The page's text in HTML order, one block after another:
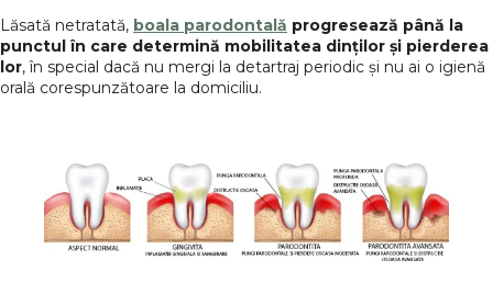
Lăsată netratată, boala parodontală progresează până la
punctul în care determină mobilitatea dinților și pierderea
lor, în special dacă nu mergi la detartraj periodic și nu ai o igienă
orală corespunzătoare la domiciliu.